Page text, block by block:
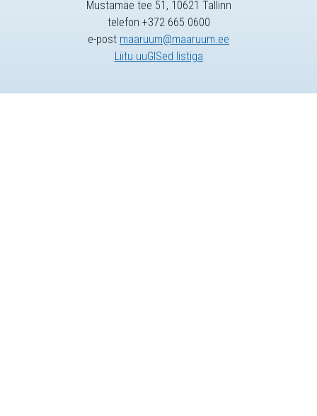
Mustamäe tee 51, 10621 Tallinn
telefon +372 665 0600
e-post maaruum@maaruum.ee
Liitu uuGISed listiga